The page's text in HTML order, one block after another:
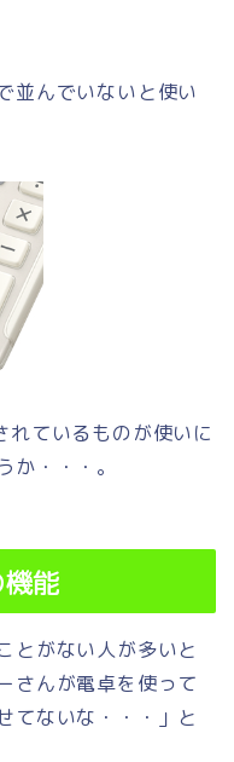
並んでいないと使い
ているものが使いに
・・・。
能
とがない人が多いと
さんが電卓を使って
てないな・・・」と